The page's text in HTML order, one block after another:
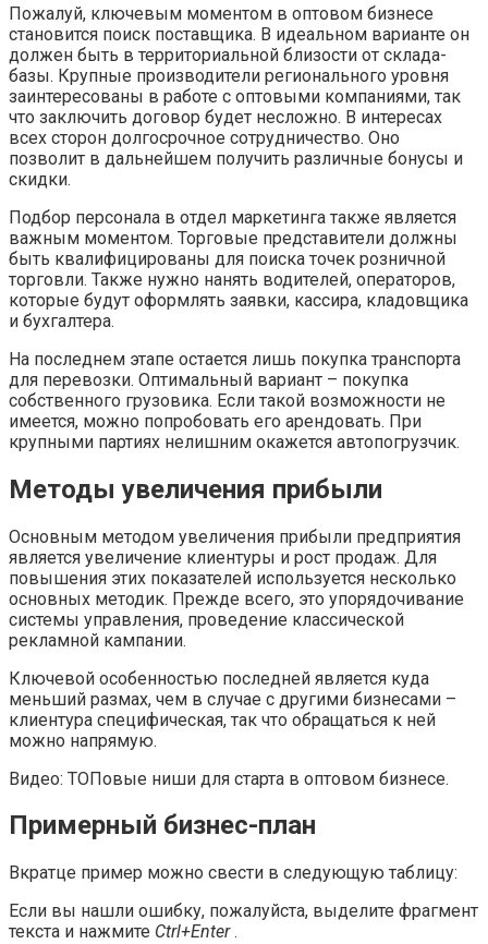
Пожалуй, ключевым моментом в оптовом бизнесе
становится поиск поставщика. В идеальном варианте он
должен быть в территориальной близости от склада-
базы. Крупные производители регионального уровня
заинтересованы в работе с оптовыми компаниями, так
что заключить договор будет несложно. В интересах
всех сторон долгосрочное сотрудничество. Оно
позволит в дальнейшем получить различные бонусы и
скидки.
Подбор персонала в отдел маркетинга также является
важным моментом. Торговые представители должны
быть квалифицированы для поиска точек розничной
торговли. Также нужно нанять водителей, операторов,
которые будут оформлять заявки, кассира, кладовщика
и бухгалтера.
На последнем этапе остается лишь покупка транспорта
для перевозки. Оптимальный вариант – покупка
собственного грузовика. Если такой возможности не
имеется, можно попробовать его арендовать. При
крупными партиях нелишним окажется автопогрузчик.
Методы увеличения прибыли
Основным методом увеличения прибыли предприятия
является увеличение клиентуры и рост продаж. Для
повышения этих показателей используется несколько
основных методик. Прежде всего, это упорядочивание
системы управления, проведение классической
рекламной кампании.
Ключевой особенностью последней является куда
меньший размах, чем в случае с другими бизнесами –
клиентура специфическая, так что обращаться к ней
можно напрямую.
Видео: ТОПовые ниши для старта в оптовом бизнесе.
Примерный бизнес-план
Вкратце пример можно свести в следующую таблицу:
Если вы нашли ошибку, пожалуйста, выделите фрагмент
текста и нажмите Ctrl+Enter.